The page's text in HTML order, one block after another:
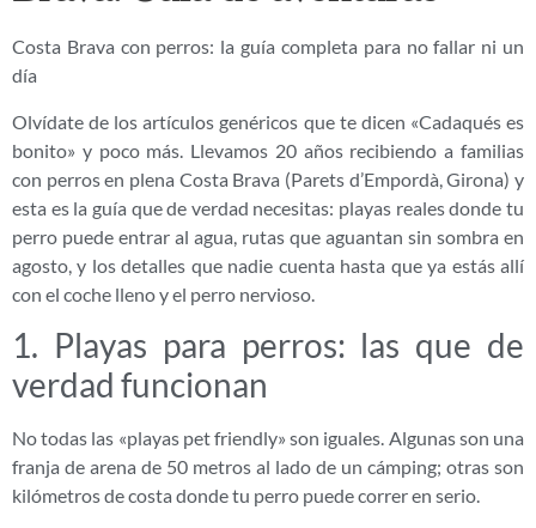
Costa Brava con perros: la guía completa para no fallar ni un
día
Olvídate de los artículos genéricos que te dicen «Cadaqués es
bonito» y poco más. Llevamos 20 años recibiendo a familias
con perros en plena Costa Brava (Parets d’Empordà, Girona) y
esta es la guía que de verdad necesitas: playas reales donde tu
perro puede entrar al agua, rutas que aguantan sin sombra en
agosto, y los detalles que nadie cuenta hasta que ya estás allí
con el coche lleno y el perro nervioso.
1. Playas para perros: las que de
verdad funcionan
No todas las «playas pet friendly» son iguales. Algunas son una
franja de arena de 50 metros al lado de un cámping; otras son
kilómetros de costa donde tu perro puede correr en serio.